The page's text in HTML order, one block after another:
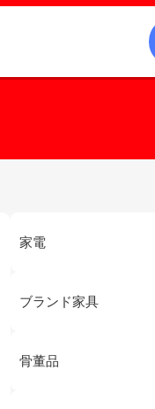
家電
ブランド家具
骨董品